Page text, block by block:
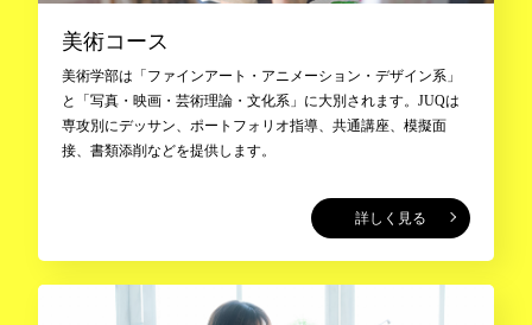
美術コース
美術学部は「ファインアート・アニメーション・デザイン系」
と「写真・映画・芸術理論・文化系」に大別されます。JUQは
専攻別にデッサン、ポートフォリオ指導、共通講座、模擬面
接、書類添削などを提供します。
詳しく見る